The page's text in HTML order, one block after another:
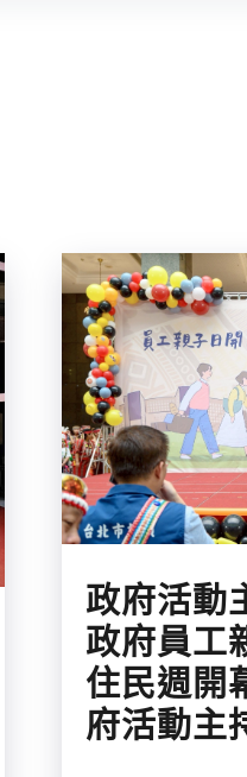
政府活動
政府員工
住民週開
府活動主